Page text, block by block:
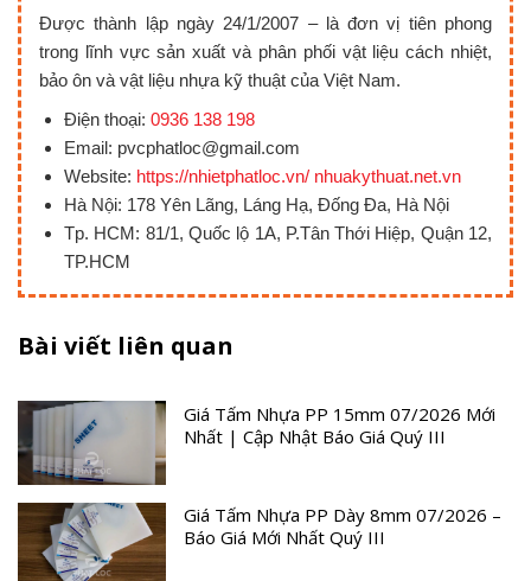
Được thành lập ngày 24/1/2007 – là đơn vị tiên phong
trong lĩnh vực sản xuất và phân phối vật liệu cách nhiệt,
bảo ôn và vật liệu nhựa kỹ thuật của Việt Nam.
Điện thoại: 0936 138 198
Email: pvcphatloc@gmail.com
Website: https://nhietphatloc.vn/ nhuakythuat.net.vn
Hà Nội: 178 Yên Lãng, Láng Hạ, Đống Đa, Hà Nội
Tp. HCM: 81/1, Quốc lộ 1A, P.Tân Thới Hiệp, Quận 12,
TP.HCM
Bài viết liên quan
Giá Tấm Nhựa PP 15mm 07/2026 Mới
Nhất | Cập Nhật Báo Giá Quý III
Giá Tấm Nhựa PP Dày 8mm 07/2026 –
Báo Giá Mới Nhất Quý III